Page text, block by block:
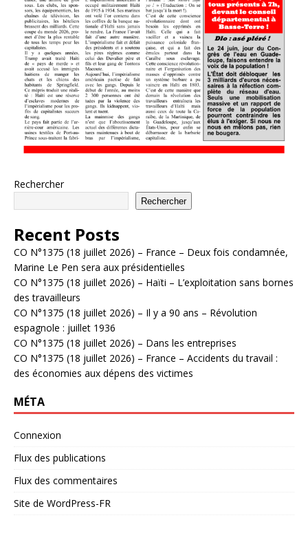
Rechercher
Rechercher
Recent Posts
CO N°1375 (18 juillet 2026) – France – Deux fois condamnée,
Marine Le Pen sera aux présidentielles
CO N°1375 (18 juillet 2026) – Haïti – L’exploitation sans bornes
des travailleurs
CO N°1375 (18 juillet 2026) – Il y a 90 ans – Révolution
espagnole : juillet 1936
CO N°1375 (18 juillet 2026) – Dans les entreprises
CO N°1375 (18 juillet 2026) – France – Accidents du travail :
des économies aux dépens des victimes
MÉTA
Connexion
Flux des publications
Flux des commentaires
Site de WordPress-FR